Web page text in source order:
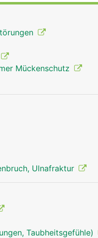
werden.
Mückenschutz
Ulnafraktur
Taubheitsgefühle)